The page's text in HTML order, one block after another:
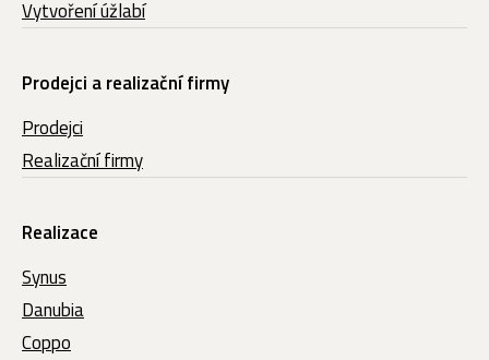
Vytvoření úžlabí
Prodejci a realizační firmy
Prodejci
Realizační firmy
Realizace
Synus
Danubia
Coppo